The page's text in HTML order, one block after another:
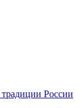
России